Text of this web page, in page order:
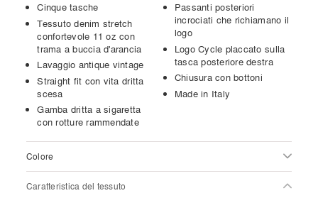
Cinque tasche
Tessuto denim stretch
confortevole 11 oz con
trama a buccia d'arancia
Lavaggio antique vintage
Straight fit con vita dritta
scesa
Gamba dritta a sigaretta
con rotture rammendate
Passanti posteriori
incrociati che richiamano il
logo
Logo Cycle placcato sulla
tasca posteriore destra
Chiusura con bottoni
Made in Italy
Colore
Caratteristica del tessuto